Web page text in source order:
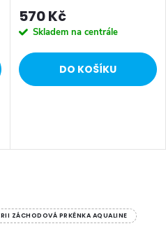
570 Kč
Skladem na centrále
DO KOŠÍKU
ZÁCHODOVÁ PRKÉNKA AQUALINE